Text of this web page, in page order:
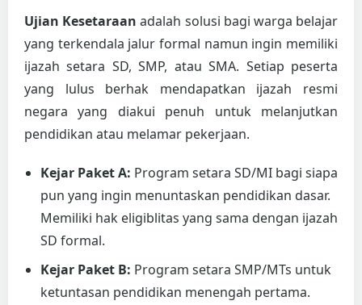
Ujian Kesetaraan adalah solusi bagi warga belajar
yang terkendala jalur formal namun ingin memiliki
ijazah setara SD, SMP, atau SMA. Setiap peserta
yang lulus berhak mendapatkan ijazah resmi
negara yang diakui penuh untuk melanjutkan
pendidikan atau melamar pekerjaan.
Kejar Paket A: Program setara SD/MI bagi siapa
pun yang ingin menuntaskan pendidikan dasar.
Memiliki hak eligiblitas yang sama dengan ijazah
SD formal.
Kejar Paket B: Program setara SMP/MTs untuk
ketuntasan pendidikan menengah pertama.